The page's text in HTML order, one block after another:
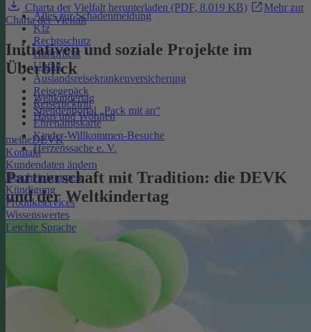
Alles zur Schadenmeldung
Kfz
Rechtsschutz
Haftpflicht
Unfall
Auslandsreisekrankenversicherung
Reisegepäck
Reiserücktritt
Haus und Wohnen
meineDEVK
Kontakt
Kundendaten ändern
Bescheinigungen
Kündigung
Produktservices
Wissenswertes
Leichte Sprache
Charta der Vielfalt herunterladen (PDF, 8.019 KB)
Mehr zur
Charta der Vielfalt
Initiativen und soziale Projekte im
Überblick
Weltkindertag
Spendenportal „Pack mit an“
Ehrenamtskarte
Kinder-Willkommen-Besuche
Herzenssache e. V.
Partnerschaft mit Tradition: die DEVK
und der Weltkindertag